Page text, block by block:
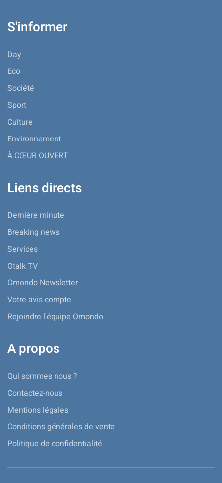
S'informer
Day
Eco
Société
Sport
Culture
Environnement
À CŒUR OUVERT
Liens directs
Dernière minute
Breaking news
Services
Otalk TV
Omondo Newsletter
Votre avis compte
Rejoindre l'équipe Omondo
A propos
Qui sommes nous ?
Contactez-nous
Mentions légales
Conditions générales de vente
Politique de confidentialité